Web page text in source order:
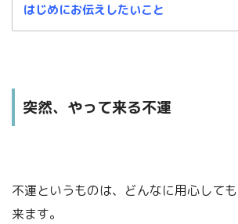
はじめにお伝えしたいこと
中には、「これ違うんじゃないの？」という箇所もあ
突然、やって来る不運
不運というものは、どんなに用心して
来ます。